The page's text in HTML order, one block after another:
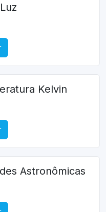
Kelvin
Astronômicas